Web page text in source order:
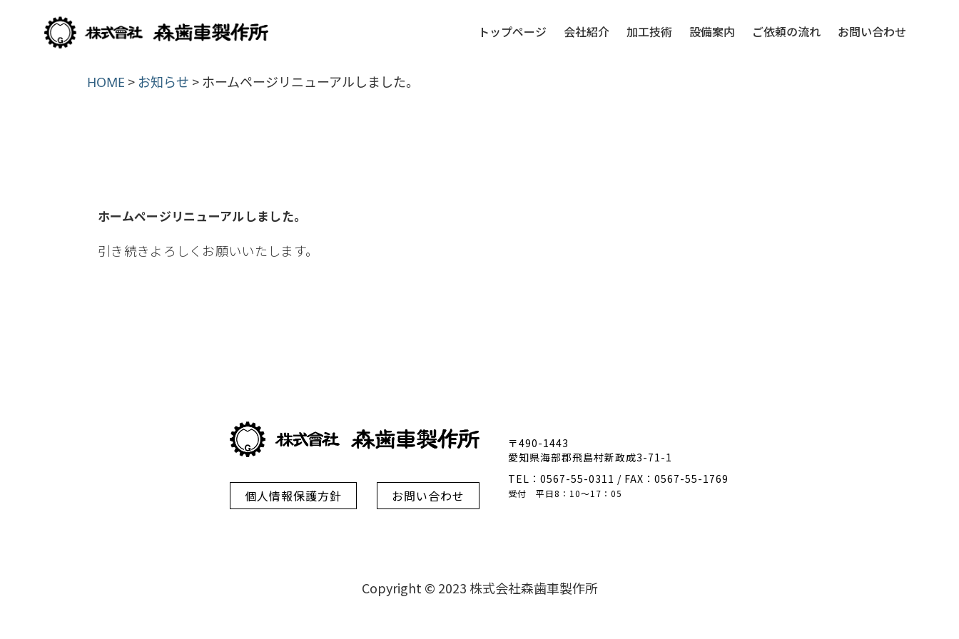
トップページ 会社紹介 加工技術 設備案内 ご依頼の流れ お問い合わせ
HOME > お知らせ > ホームページリニューアルしました。
ホームページリニューアルしました。
引き続きよろしくお願いいたします。
個人情報保護方針 お問い合わせ
〒490-1443
愛知県海部郡飛島村新政成3-71-1
TEL：0567-55-0311 / FAX：0567-55-1769
受付 平日8：10～17：05
Copyright © 2023 株式会社森歯車製作所